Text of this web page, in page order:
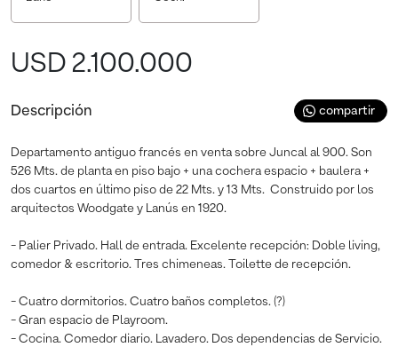
USD 2.100.000
Descripción compartir
Departamento antiguo francés en venta sobre Juncal al 900. Son
526 Mts. de planta en piso bajo + una cochera espacio + baulera +
dos cuartos en último piso de 22 Mts. y 13 Mts. Construido por los
arquitectos Woodgate y Lanús en 1920.
- Palier Privado. Hall de entrada. Excelente recepción: Doble living,
comedor & escritorio. Tres chimeneas. Toilette de recepción.
- Cuatro dormitorios. Cuatro baños completos. (?)
- Gran espacio de Playroom.
- Cocina. Comedor diario. Lavadero. Dos dependencias de Servicio.